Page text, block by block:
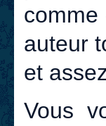
comme
auteur
et
Vous